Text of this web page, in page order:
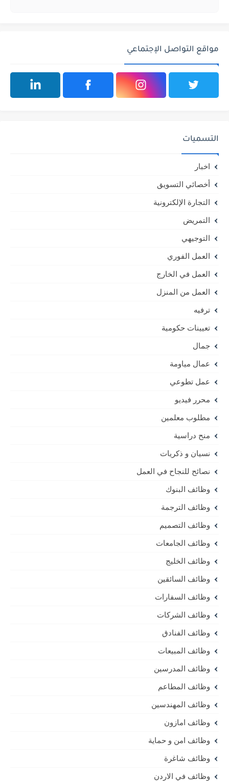
مواقع التواصل الإجتماعي
التسميات
اخبار
أخصائي التسويق
التجارة الإلكترونية
التمريض
التوجيهي
العمل الفوري
العمل في الخارج
العمل من المنزل
ترفيه
تعيينات حكومية
جمال
عمال مياومة
عمل تطوعي
محرر فيديو
مطلوب معلمين
منح دراسية
نسيان و ذكريات
نصائح للنجاح في العمل
وظائف البنوك
وظائف الترجمة
وظائف التصميم
وظائف الجامعات
وظائف الخليج
وظائف السائقين
وظائف السفارات
وظائف الشركات
وظائف الفنادق
وظائف المبيعات
وظائف المدرسين
وظائف المطاعم
وظائف المهندسين
وظائف امازون
وظائف امن و حماية
وظائف شاغرة
وظائف في الاردن